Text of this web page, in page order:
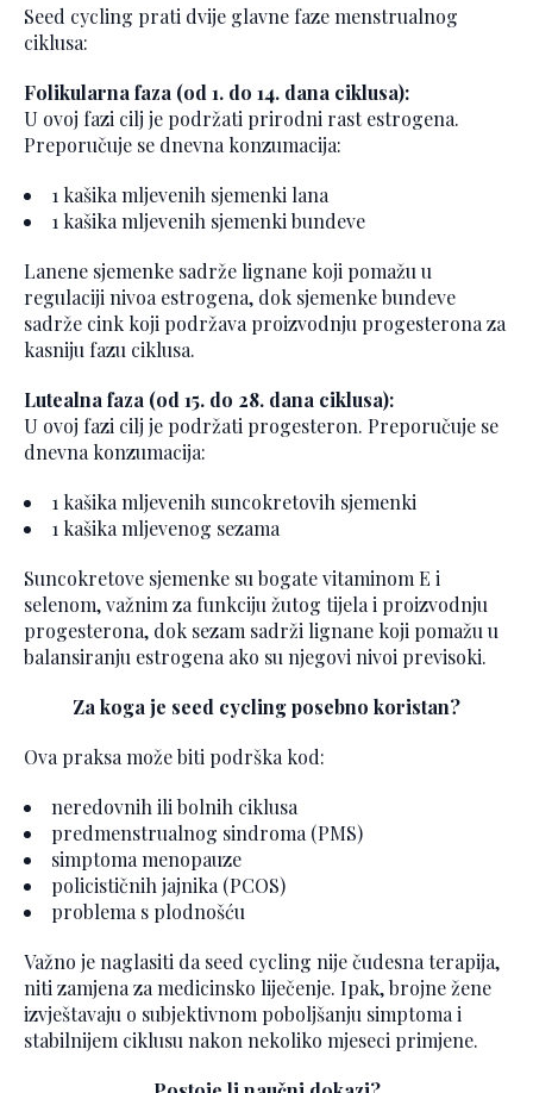
Seed cycling prati dvije glavne faze menstrualnog
ciklusa:
Folikularna faza (od 1. do 14. dana ciklusa):
U ovoj fazi cilj je podržati prirodni rast estrogena.
Preporučuje se dnevna konzumacija:
1 kašika mljevenih sjemenki lana
1 kašika mljevenih sjemenki bundeve
Lanene sjemenke sadrže lignane koji pomažu u
regulaciji nivoa estrogena, dok sjemenke bundeve
sadrže cink koji podržava proizvodnju progesterona za
kasniju fazu ciklusa.
Lutealna faza (od 15. do 28. dana ciklusa):
U ovoj fazi cilj je podržati progesteron. Preporučuje se
dnevna konzumacija:
1 kašika mljevenih suncokretovih sjemenki
1 kašika mljevenog sezama
Suncokretove sjemenke su bogate vitaminom E i
selenom, važnim za funkciju žutog tijela i proizvodnju
progesterona, dok sezam sadrži lignane koji pomažu u
balansiranju estrogena ako su njegovi nivoi previsoki.
Za koga je seed cycling posebno koristan?
Ova praksa može biti podrška kod:
neredovnih ili bolnih ciklusa
predmenstrualnog sindroma (PMS)
simptoma menopauze
policističnih jajnika (PCOS)
problema s plodnošću
Važno je naglasiti da seed cycling nije čudesna terapija,
niti zamjena za medicinsko liječenje. Ipak, brojne žene
izvještavaju o subjektivnom poboljšanju simptoma i
stabilnijem ciklusu nakon nekoliko mjeseci primjene.